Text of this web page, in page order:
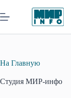
к
сути
На Главную
Студия МИР-инфо